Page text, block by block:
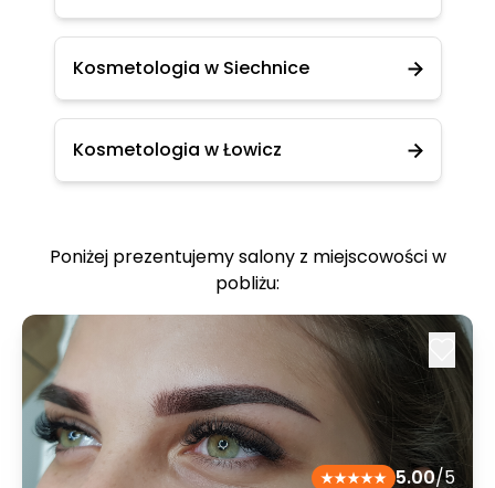
Kosmetologia w Siechnice
Kosmetologia w Łowicz
Poniżej prezentujemy salony z miejscowości w
pobliżu:
5.00/5